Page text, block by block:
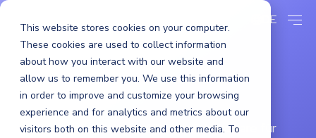
This website stores cookies on your computer.
These cookies are used to collect information
about how you interact with our website and
allow us to remember you. We use this information
in order to improve and customize your browsing
experience and for analytics and metrics about our
visitors both on this website and other media. To
DE
ASUS IoT
Orchestra-zertifizierte ASUS-IoT-Hardware für